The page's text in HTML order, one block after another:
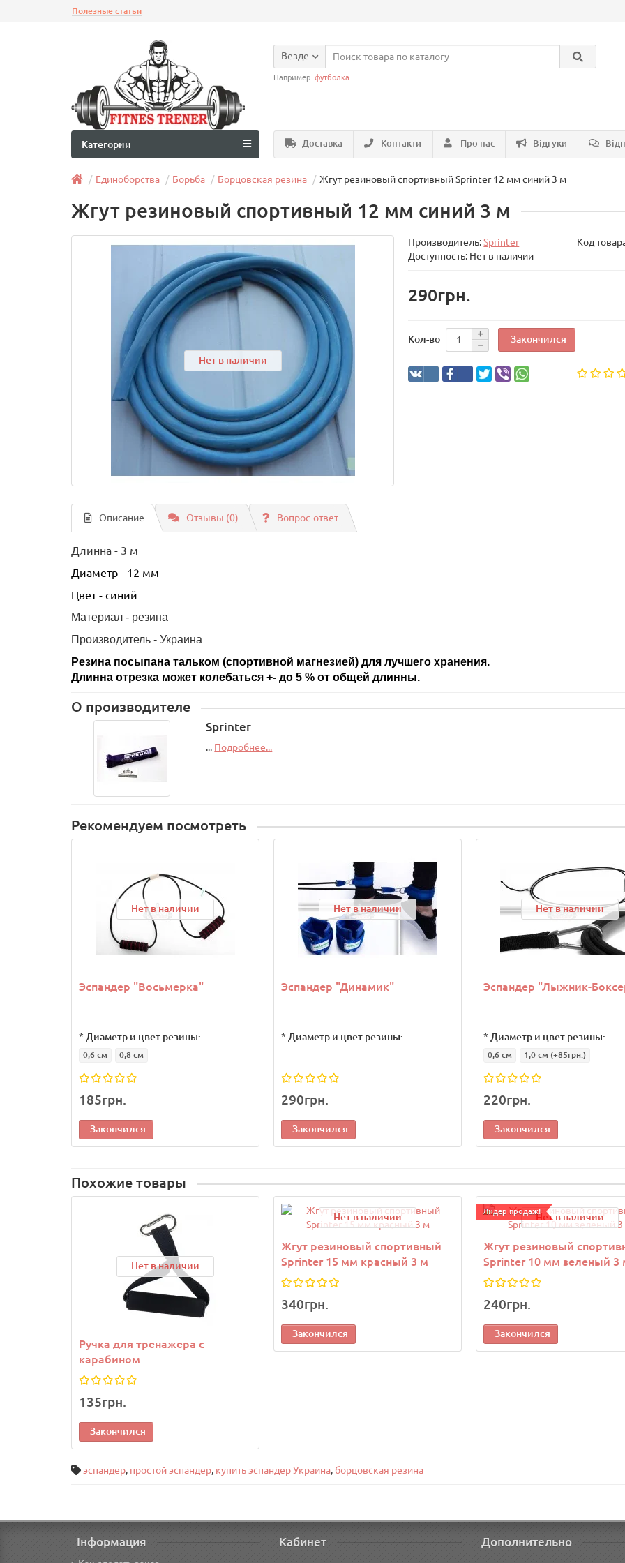
Полезные статьи
Везде
Например: футболка
Доставка Контакти Про нас Відгуки
Категории
Единоборства Борьба Борцовская резина Жгут резиновый спортивный Sprinter 12 мм синий 3 м
Жгут резиновый спортивный 12 мм синий 3 м
Нет в наличии
Производитель:Sprinter Код
Доступность: Нет в наличии
290грн.
Кол-во Закончился
Описание Отзывы (0) Вопрос-ответ
Длинна - 3 м
Диаметр - 12 мм
Цвет - синий
Материал - резина
Производитель - Украина
Резина посыпана тальком (спортивной магнезией) для лучшего хранения.
Длинна отрезка может колебаться +- до 5 % от общей длинны.
О производителе
Sprinter
... Подробнее...
Рекомендуем посмотреть
Нет в наличии
Эспандер "Восьмерка"
* Диаметр и цвет резины:
0,6 см 0,8 см
185грн.
Закончился
Нет в наличии
Эспандер "Динамик"
* Диаметр и цвет резины:
290грн.
Закончился
Нет в наличии
Эспандер "Лыжник-
* Диаметр и цвет резины:
0,6 см 1,0 см (+85грн.)
220грн.
Закончился
Похожие товары
Нет в наличии
Ручка для тренажера с
карабином
135грн.
Закончился
Нет в наличии
Жгут резиновый спортивный
Sprinter 15 мм красный 3 м
340грн.
Закончился
Лидер продаж!Нет в наличии
Жгут резиновый
Sprinter 10 мм зеленый 3
240грн.
Закончился
эспандер, простой эспандер, купить эспандер Украина, борцовская резина
Інформация Кабинет Дополнительно